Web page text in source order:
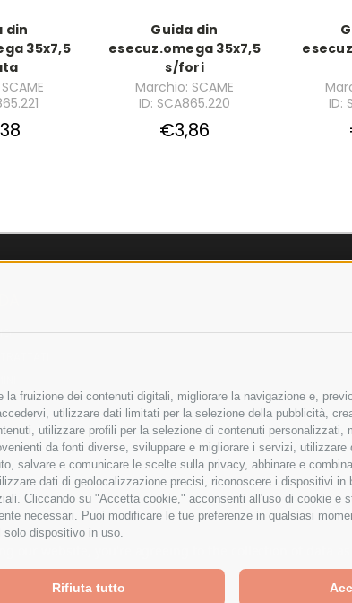
fruizione dei contenuti digitali, migliorare la navigazione e,
utilizzare dati limitati per la selezione della pubblicità,
utilizzare profili per la selezione di contenuti personalizzati,
da fonti diverse, sviluppare e migliorare i servizi,
salvare e comunicare le scelte sulla privacy, abbinare e
dati di geolocalizzazione precisi, riconoscere i dispositivi in
Cliccando su "Accetta cookie," acconsenti all'uso di cookie e
necessari. Puoi modificare le tue preferenze in qualsiasi
solo dispositivo in uso.
Rifiuta tutto
din
35x7,5
Guida din
esecuz.omega 35x7,5
s/fori
Marchio: SCAME
ID: SCA865.220
€3,86
ID:
Bonifico
Bancario